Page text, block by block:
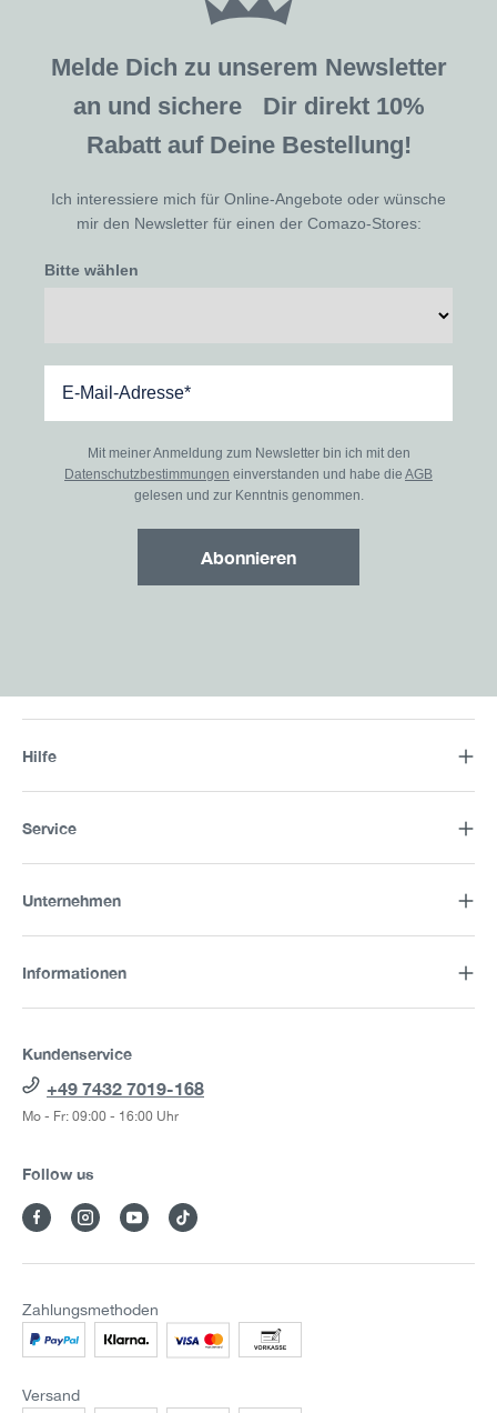
Melde Dich zu unserem Newsletter
an und sichere Dir direkt 10%
Rabatt auf Deine Bestellung!
Ich interessiere mich für Online-Angebote oder wünsche
mir den Newsletter für einen der Comazo-Stores:
Bitte wählen
Mit meiner Anmeldung zum Newsletter bin ich mit den
Datenschutzbestimmungen einverstanden und habe die AGB
gelesen und zur Kenntnis genommen.
Abonnieren
Hilfe
Service
Unternehmen
Informationen
Kundenservice
+49 7432 7019-168
Mo - Fr: 09:00 - 16:00 Uhr
Follow us
Zahlungsmethoden
Versand